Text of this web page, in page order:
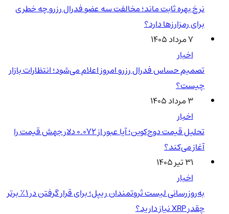
نرخ بهره ثابت ماند؛ مخالفت سه عضو فدرال رزرو چه خطری
برای رمزارزها دارد؟
۷ مرداد ۱۴۰۵
اخبار
تصمیم حساس فدرال رزرو امروز اعلام می‌شود؛ انتظارات بازار
چیست؟
۳ مرداد ۱۴۰۵
اخبار
تحلیل قیمت دوج‌کوین؛ آیا عبور از ۰.۰۷۲ دلار جهش قیمت را
آغاز می‌کند؟
۳۱ تیر ۱۴۰۵
اخبار
به‌روزرسانی لیست ثروتمندان ریپل؛ برای قرار گرفتن در ۱٪ برتر
چقدر XRP نیاز دارید؟